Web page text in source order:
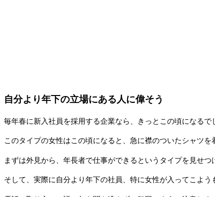
自分より年下の立場にある人に偉そう
毎年春に新入社員を採用する企業なら、きっとこの頃になるで
このタイプの女性はこの頃になると、急に襟のついたシャツを
まずは外見から、年長者で仕事ができるというタイプを見せつ
そして、実際に自分より年下の社員、特に女性が入ってこよう